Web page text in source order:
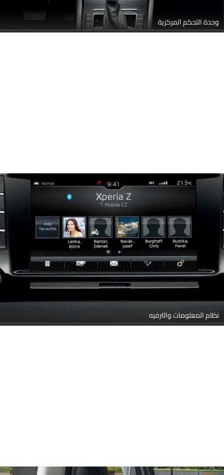
وحدة التحكم المركزية
نظام المعلومات والترفيه